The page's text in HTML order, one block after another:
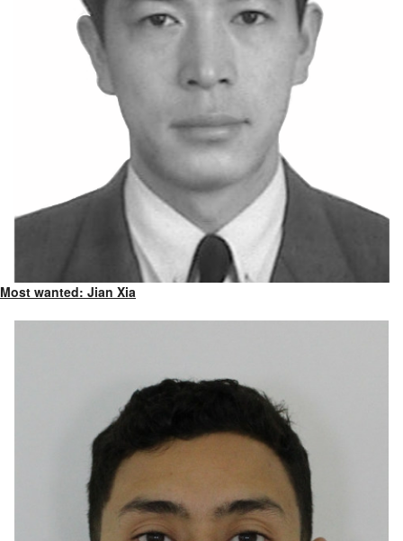
Most wanted: Jian Xia